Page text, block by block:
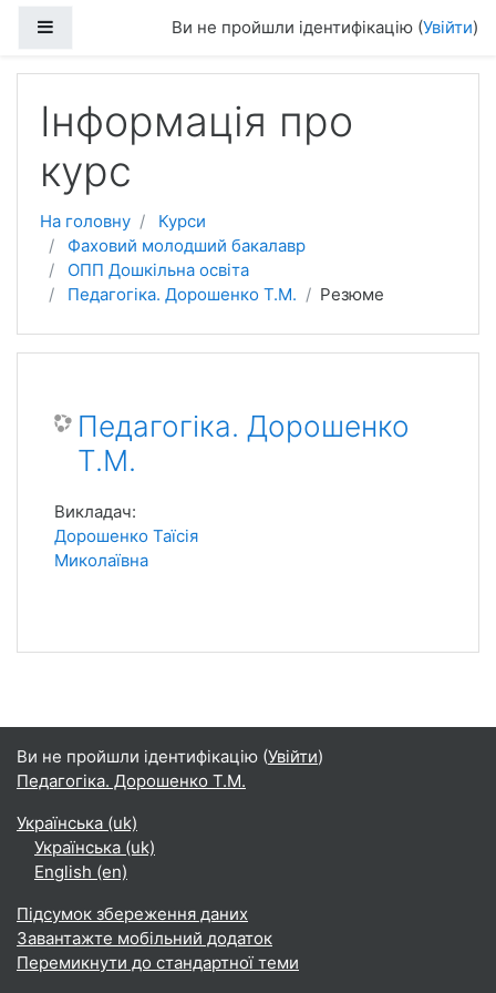
Ви не пройшли ідентифікацію (Увійти)
Інформація про
курс
На головну
Курси
Фаховий молодший бакалавр
ОПП Дошкільна освіта
Педагогіка. Дорошенко Т.М.
Резюме
Педагогіка. Дорошенко
Т.М.
Викладач:
Дорошенко Таїсія
Миколаївна
Ви не пройшли ідентифікацію (Увійти)
Педагогіка. Дорошенко Т.М.
Українська ‎(uk)‎
Українська ‎(uk)‎
English ‎(en)‎
Підсумок збереження даних
Завантажте мобільний додаток
Перемикнути до стандартної теми